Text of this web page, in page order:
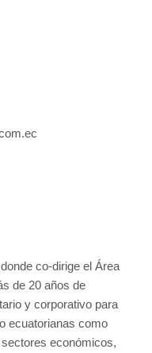
co-dirige el Área
de 20 años de
y corporativo para
ecuatorianas como
económicos,